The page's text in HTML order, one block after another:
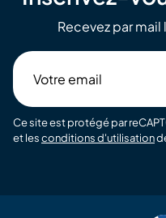
Recevez par
email
Ce site est protégé par
et lesconditions d'utilisation